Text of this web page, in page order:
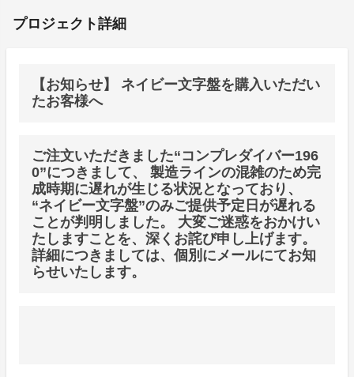
プロジェクト詳細
【お知らせ】 ネイビー文字盤を購入いただい
たお客様へ
ご注文いただきました“コンプレダイバー196
0”につきまして、 製造ラインの混雑のため完
成時期に遅れが生じる状況となっており、
“ネイビー文字盤”のみご提供予定日が遅れる
ことが判明しました。 大変ご迷惑をおかけい
たしますことを、深くお詫び申し上げます。
詳細につきましては、個別にメールにてお知
らせいたします。